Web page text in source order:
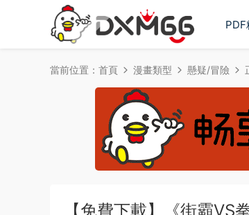
PDF
當前位置： 首頁 漫畫類型 懸疑/冒險
【免費下載】《街霸